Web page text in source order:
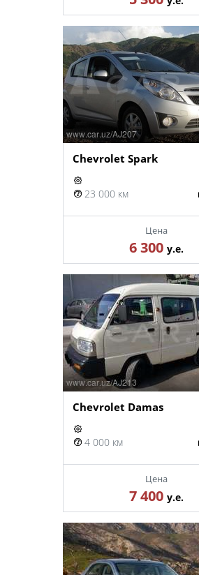
Chevrolet Spark
23 000 км
Цена
6 300 у.е.
Chevrolet Damas
4 000 км
Цена
7 400 у.е.